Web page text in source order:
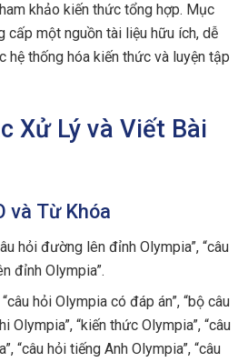
khảo kiến thức tổng hợp. Mục
cấp một nguồn tài liệu hữu ích, dễ
hệ thống hóa kiến thức và luyện tập
Xử Lý và Viết Bài
và Từ Khóa
hỏi đường lên đỉnh Olympia”, “câu
đỉnh Olympia”.
“câu hỏi Olympia có đáp án”, “bộ câu
Olympia”, “kiến thức Olympia”, “câu
“câu hỏi tiếng Anh Olympia”, “câu